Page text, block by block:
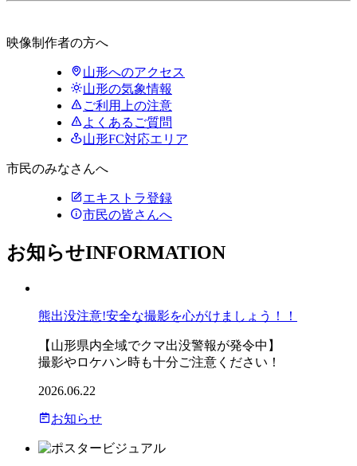
映像制作者の方へ
山形へのアクセス
山形の気象情報
ご利用上の注意
よくあるご質問
山形FC対応エリア
市民のみなさんへ
エキストラ登録
市民の皆さんへ
お知らせINFORMATION
熊出没注意!安全な撮影を心がけましょう！！
【山形県内全域でクマ出没警報が発令中】
撮影やロケハン時も十分ご注意ください！
2026.06.22
お知らせ